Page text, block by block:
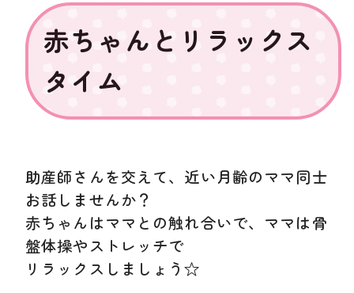
赤ちゃんとリラックス
タイム
助産師さんを交えて、近い月齢のママ同士
お話しませんか？
赤ちゃんはママとの触れ合いで、ママは骨
盤体操やストレッチで
リラックスしましょう☆